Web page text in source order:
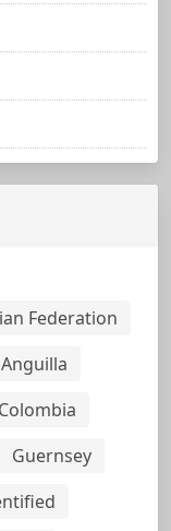
Federation
Colombia
Guernsey